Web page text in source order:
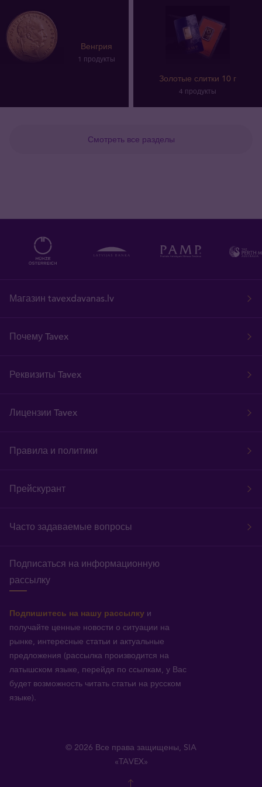
Смотреть все разделы
Венгрия
1 продукты
Золотые слитки 10 г
4 продукты
Магазин tavexdavanas.lv
Почему Tavex
Реквизиты Tavex
Лицензии Tavex
Правила и политики
Прейскурант
Часто задаваемые вопросы
Подписаться на информационную
рассылку
Подпишитесь на нашу рассылку и
получайте ценные новости о ситуации на
рынке, интересные статьи и актуальные
предложения (рассылка производится на
латышском языке, перейдя по ссылкам, у Вас
будет возможность читать статьи на русском
языке).
© 2026 Все права защищены, SIA
«TAVEX»